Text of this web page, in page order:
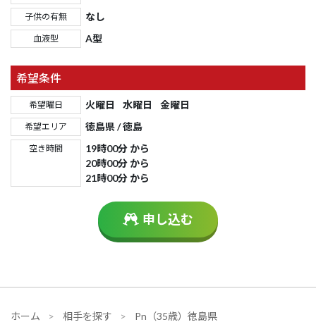
子供の有無 なし
血液型 A型
希望条件
希望曜日 火曜日 水曜日 金曜日
希望エリア 徳島県 / 徳島
空き時間
19時00分 から
20時00分 から
21時00分 から
申し込む
ホーム 相手を探す Pn（35歳）徳島県